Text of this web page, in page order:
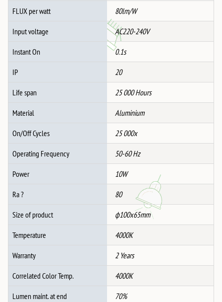
FLUX per watt 80lm/W
Input voltage AC220-240V
Instant On 0.1s
IP 20
Life span 25 000 Hours
Material Aluminium
On/Off Cycles 25 000x
Operating Frequency 50-60 Hz
Power 10W
Ra ? 80
Size of product ф100x65mm
Temperature 4000K
Warranty 2 Years
Correlated Color Temp. 4000K
Lumen maint. at end 70%